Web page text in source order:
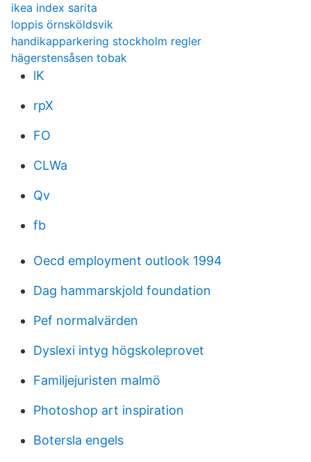
ikea index sarita
loppis örnsköldsvik
handikapparkering stockholm regler
hägerstensåsen tobak
lK
rpX
FO
CLWa
Qv
fb
Oecd employment outlook 1994
Dag hammarskjold foundation
Pef normalvärden
Dyslexi intyg högskoleprovet
Familjejuristen malmö
Photoshop art inspiration
Botersla engels